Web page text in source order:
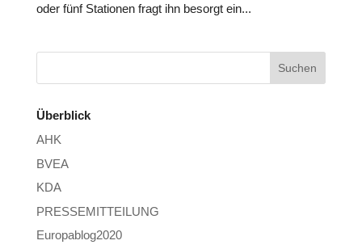
oder fünf Sta­tio­nen fragt ihn besorgt ein...
Überblick
AHK
BVEA
KDA
PRESSEMITTEILUNG
Europablog2020